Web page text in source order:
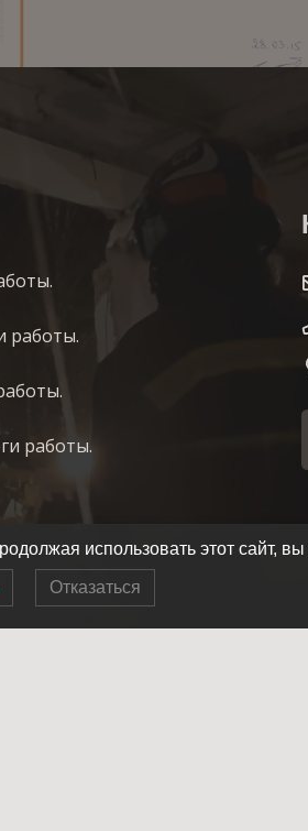
работы.
работы.
использовать этот сайт,
Отказаться